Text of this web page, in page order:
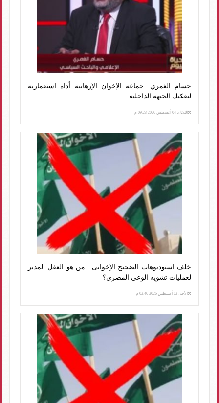
حسام الغمري: جماعة الإخوان الإرهابية أداة استعمارية
لتفكيك الجبهة الداخلية
الثلاثاء، 04 أغسطس 2026 09:23 م
خلف استوديوهات الضجيج الإخوانى.. من هو العقل المدبر
لعمليات تشويه الوعي المصري؟
الأحد، 02 أغسطس 2026 02:46 م